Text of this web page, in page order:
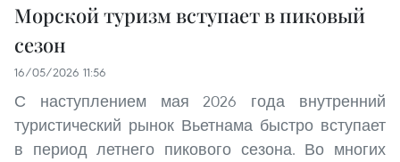
Морской туризм вступает в пиковый
сезон
16/05/2026 11:56
С наступлением мая 2026 года внутренний
туристический рынок Вьетнама быстро вступает
в период летнего пикового сезона. Во многих